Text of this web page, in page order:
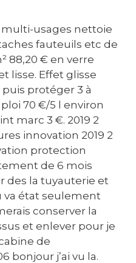
usages nettoie
fauteuils etc de
88,20 € en verre
lisse. Effet glisse
protéger 3 à
70 €/5 l environ
marc 3 €. 2019 2
innovation 2019 2
protection
de 6 mois
des la tuyauterie et
va état seulement
conserver la
et enlever pour je
de
bonjour j’ai vu la.